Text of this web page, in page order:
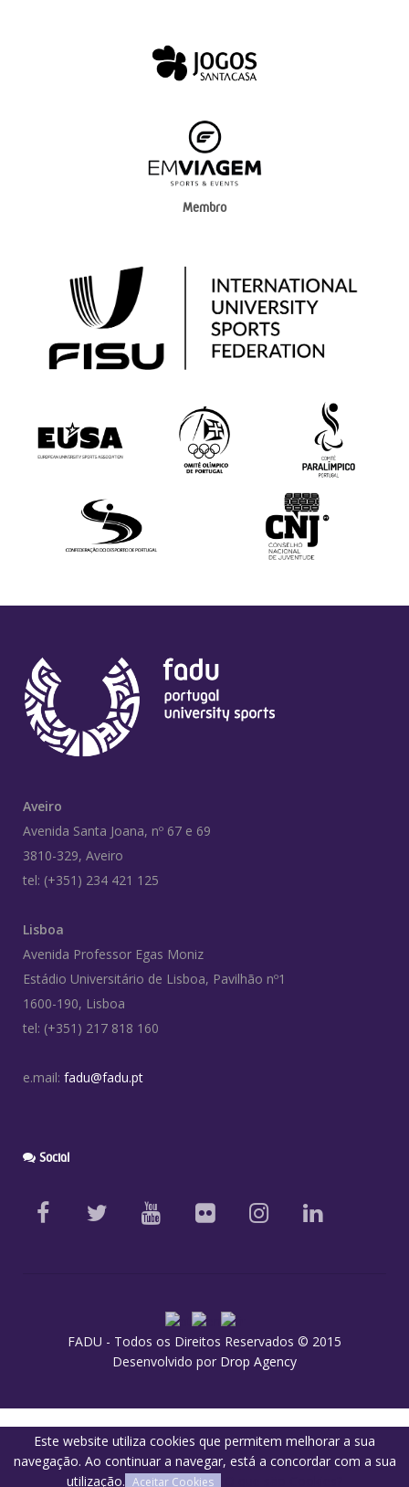
Membro
Aveiro
Avenida Santa Joana, nº 67 e 69
3810-329, Aveiro
tel: (+351) 234 421 125
Lisboa
Avenida Professor Egas Moniz
Estádio Universitário de Lisboa, Pavilhão nº1
1600-190, Lisboa
tel: (+351) 217 818 160
e.mail: fadu@fadu.pt
Social
FADU - Todos os Direitos Reservados © 2015
Desenvolvido por Drop Agency
Este website utiliza cookies que permitem melhorar a sua
navegação. Ao continuar a navegar, está a concordar com a sua
utilização. Aceitar Cookies